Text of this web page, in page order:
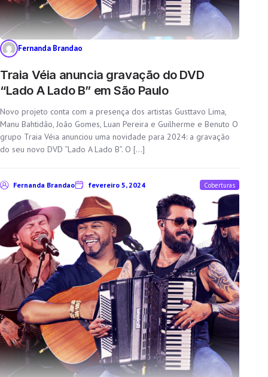
Fernanda Brandao
Traia Véia anuncia gravação do DVD
“Lado A Lado B” em São Paulo
Novo projeto conta com a presença dos artistas Gusttavo Lima,
Manu Bahtidão, João Gomes, Luan Pereira e Guilherme e Benuto O
grupo Traia Véia anunciou uma novidade para 2024: a gravação
do seu novo DVD “Lado A Lado B”. O […]
Fernanda Brandao fevereiro 5, 2024 Coberturas